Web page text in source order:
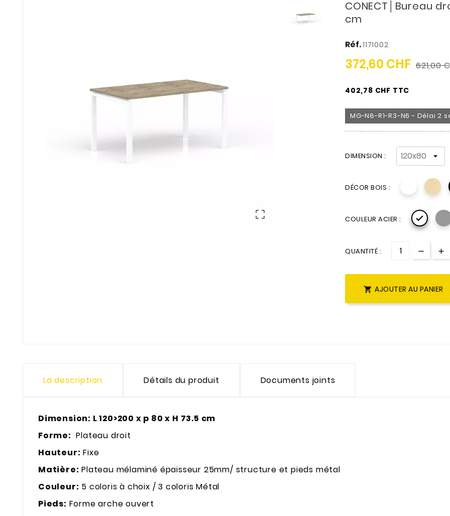

CONECT│Bureau
cm
Réf.1171002
372,60 CHF 621,00
402,78 CHF TTC
MG-N8-R1-R3-N6 - Délai
DIMENSION :
DÉCOR BOIS :
COULEUR ACIER : 
QUANTITÉ :
 AJOUTER AU PANIER
La description Détails du produit Documents joints
Dimension: L 120>200 x p 80 x H 73.5 cm
Forme: Plateau droit
Hauteur: Fixe
Matière: Plateau mélaminé épaisseur 25mm/ structure et pieds métal
Couleur: 5 coloris à choix / 3 coloris Métal
Pieds: Forme arche ouvert